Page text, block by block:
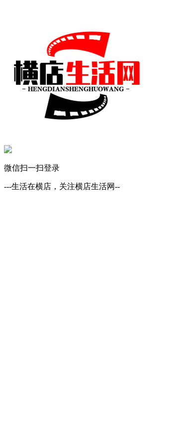
微信扫一扫登录
---生活在横店，关注横店生活网--